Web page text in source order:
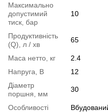
Максимально
допустимий
тиск, бар
10
Продуктивність
(Q), л / хв
65
Маса нетто, кг
2.4
Напруга, В
12
Діаметр
поршня, мм
30
Особливості